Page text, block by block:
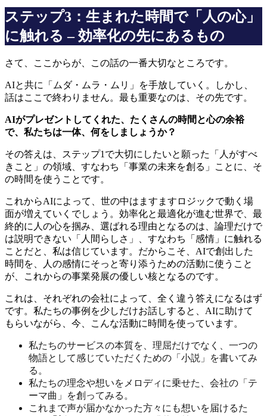
ステップ3：生まれた時間で「人の心」
に触れる – 効率化の先にあるもの
さて、ここからが、この話の一番大切なところです。
AIと共に「ムダ・ムラ・ムリ」を手放していく。しかし、
話はここで終わりません。最も重要なのは、その先です。
AIがプレゼントしてくれた、たくさんの時間と心の余裕
で、私たちは一体、何をしましょうか？
その答えは、ステップ1で大切にしたいと願った「人がすべ
きこと」の領域、すなわち「事業の未来を創る」ことに、そ
の時間を使うことです。
これからAIによって、世の中はますますロジックで動く場
面が増えていくでしょう。効率化と最適化が進む世界で、最
終的に人の心を掴み、選ばれる理由となるのは、論理だけで
は説明できない「人間らしさ」、すなわち「感情」に触れる
ことだと、私は信じています。だからこそ、AIで創出した
時間を、人の感情にそっと寄り添うための活動に使うこと
が、これからの事業発展の優しい核となるのです。
これは、それぞれの会社によって、全く違う答えになるはず
です。私たちの事例を少しだけお話しすると、AIに助けて
もらいながら、今、こんな活動に時間を使っています。
私たちのサービスの本質を、理屈だけでなく、一つの
物語として感じていただくための「小説」を書いてみ
る。
私たちの理念や想いをメロディに乗せた、会社の「テ
ーマ曲」を創ってみる。
これまで声が届かなかった方々にも想いを届けるた